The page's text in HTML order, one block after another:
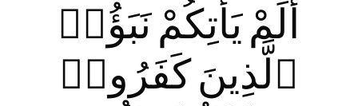
أَلَمْ يَأْتِكُمْ نَبَؤُا۟
ٱلَّذِينَ كَفَرُوا۟